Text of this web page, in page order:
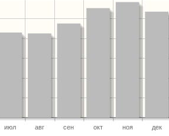
июл авг сен окт ноя дек